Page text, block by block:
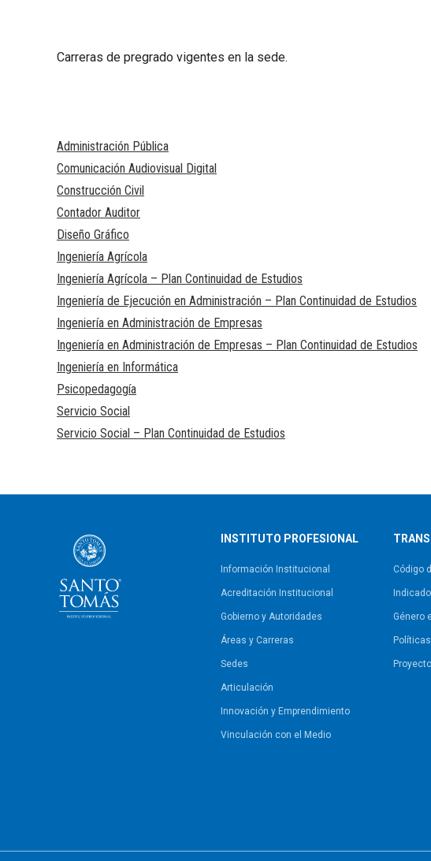
Carreras de pregrado vigentes en la sede.
Administración Pública
Comunicación Audiovisual Digital
Construcción Civil
Contador Auditor
Diseño Gráfico
Ingeniería Agrícola
Ingeniería Agrícola – Plan Continuidad de Estudios
Ingeniería de Ejecución en Administración – Plan Continuidad de Estudios
Ingeniería en Administración de Empresas
Ingeniería en Administración de Empresas – Plan Continuidad de Estudios
Ingeniería en Informática
Psicopedagogía
Servicio Social
Servicio Social – Plan Continuidad de Estudios
INSTITUTO PROFESIONAL
Información Institucional
Acreditación Institucional
Gobierno y Autoridades​
Áreas y Carreras
Sedes
Articulación
Innovación y Emprendimiento
Vinculación con el Medio
Código
Género